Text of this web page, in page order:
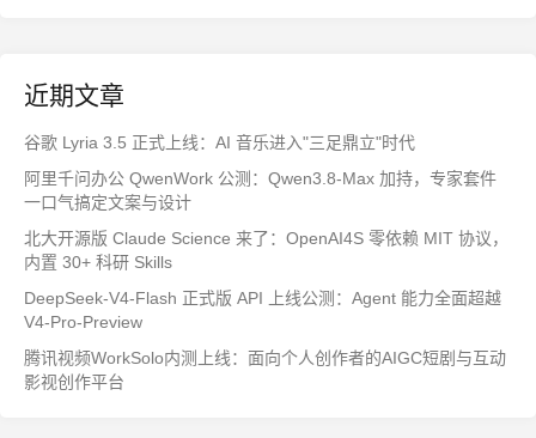
近期文章
谷歌 Lyria 3.5 正式上线：AI 音乐进入"三足鼎立"时代
阿里千问办公 QwenWork 公测：Qwen3.8-Max 加持，专家套件
一口气搞定文案与设计
北大开源版 Claude Science 来了：OpenAI4S 零依赖 MIT 协议，
内置 30+ 科研 Skills
DeepSeek-V4-Flash 正式版 API 上线公测：Agent 能力全面超越
V4-Pro-Preview
腾讯视频WorkSolo内测上线：面向个人创作者的AIGC短剧与互动
影视创作平台